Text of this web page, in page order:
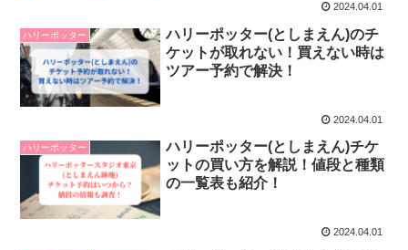
2024.04.01
ハリーポッター
ハリーポッター(としまえん)のチ
ケットが取れない！買えない時は
ツアー予約で解決！
2024.04.01
ハリーポッター
ハリーポッター(としまえん)チケ
ットの買い方を解説！値段と種類
の一覧表も紹介！
2024.04.01